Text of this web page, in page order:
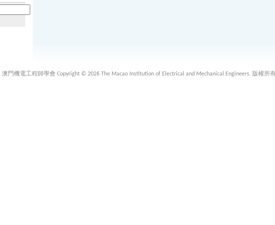
澳門機電工程師學會 Copyright © 2026 The Macao Institution of Electrical and Mechanical Engineers. 版權所